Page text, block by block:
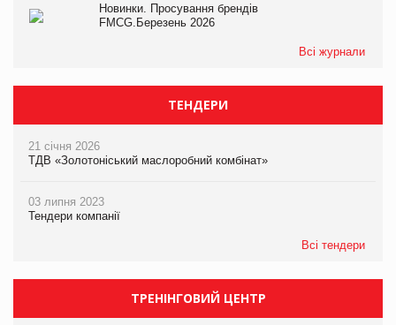
Новинки. Просування брендів
FMCG.Березень 2026
Всі журнали
ТЕНДЕРИ
21 січня 2026
ТДВ «Золотоніський маслоробний комбінат»
03 липня 2023
Тендери компанії
Всі тендери
ТРЕНІНГОВИЙ ЦЕНТР